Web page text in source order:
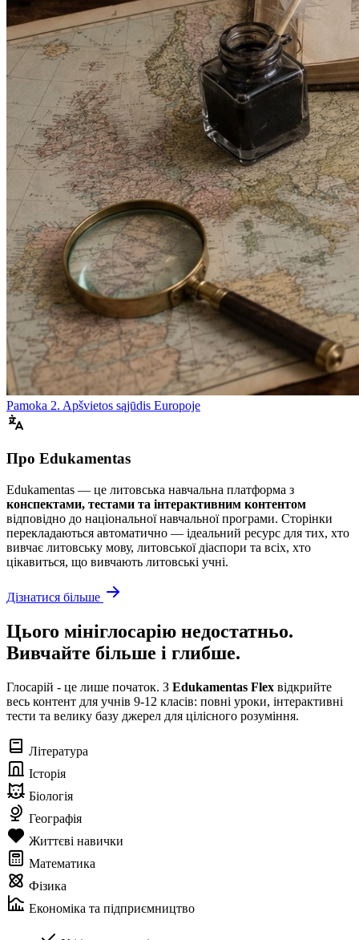
Pamoka 2. Apšvietos sąjūdis Europoje
Про Edukamentas
Edukamentas — це литовська навчальна платформа з
конспектами, тестами та інтерактивним контентом
відповідно до національної навчальної програми. Сторінки
перекладаються автоматично — ідеальний ресурс для тих, хто
вивчає литовську мову, литовської діаспори та всіх, хто
цікавиться, що вивчають литовські учні.
Дізнатися більше
Цього мініглосарію недостатньо.
Вивчайте більше і глибше.
Глосарій - це лише початок. З Edukamentas Flex відкрийте
весь контент для учнів 9-12 класів: повні уроки, інтерактивні
тести та велику базу джерел для цілісного розуміння.
Література
Історія
Біологія
Географія
Життєві навички
Математика
Фізика
Економіка та підприємництво